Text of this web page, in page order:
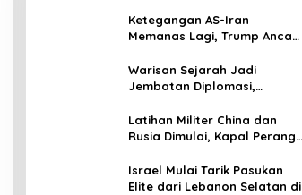
Ketegangan AS-Iran
Memanas Lagi, Trump Ancam
Warisan Sejarah Jadi
Jembatan Diplomasi,
Konservasi Prambanan
Latihan Militer China dan
Rusia Dimulai, Kapal Perang
Dikerahkan
Israel Mulai Tarik Pasukan
Elite dari Lebanon Selatan di